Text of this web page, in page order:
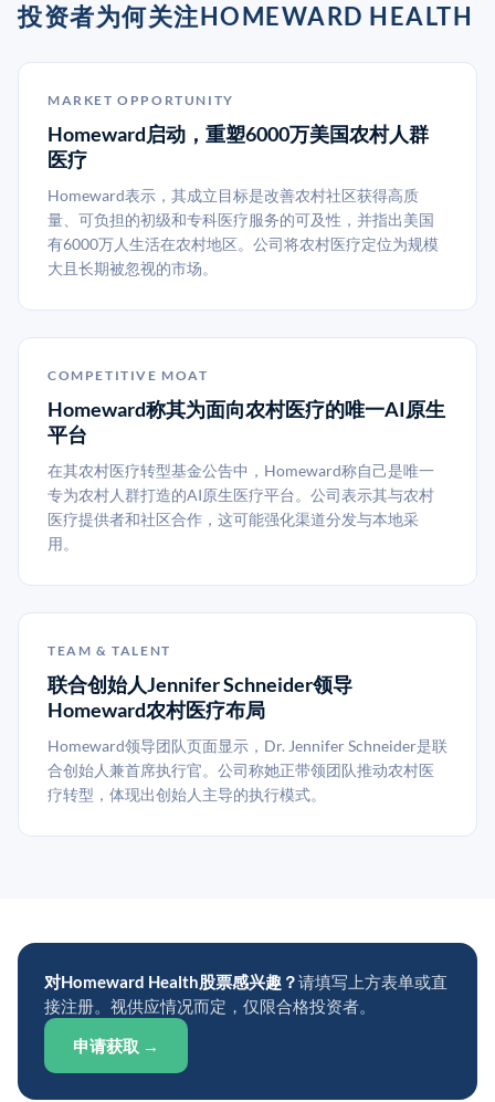
投资者为何关注HOMEWARD HEALTH
MARKET OPPORTUNITY
Homeward启动，重塑6000万美国农村人群
医疗
Homeward表示，其成立目标是改善农村社区获得高质
量、可负担的初级和专科医疗服务的可及性，并指出美国
有6000万人生活在农村地区。公司将农村医疗定位为规模
大且长期被忽视的市场。
COMPETITIVE MOAT
Homeward称其为面向农村医疗的唯一AI原生
平台
在其农村医疗转型基金公告中，Homeward称自己是唯一
专为农村人群打造的AI原生医疗平台。公司表示其与农村
医疗提供者和社区合作，这可能强化渠道分发与本地采
用。
TEAM & TALENT
联合创始人Jennifer Schneider领导
Homeward农村医疗布局
Homeward领导团队页面显示，Dr. Jennifer Schneider是联
合创始人兼首席执行官。公司称她正带领团队推动农村医
疗转型，体现出创始人主导的执行模式。
对Homeward Health股票感兴趣？请填写上方表单或直
接注册。视供应情况而定，仅限合格投资者。
申请获取 →